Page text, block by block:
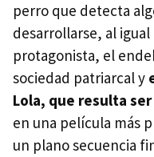
perro que detecta
desarrollarse, al
protagonista, el
sociedad patriarcal y
Lola, que resulta
en una película más
un plano secuencia